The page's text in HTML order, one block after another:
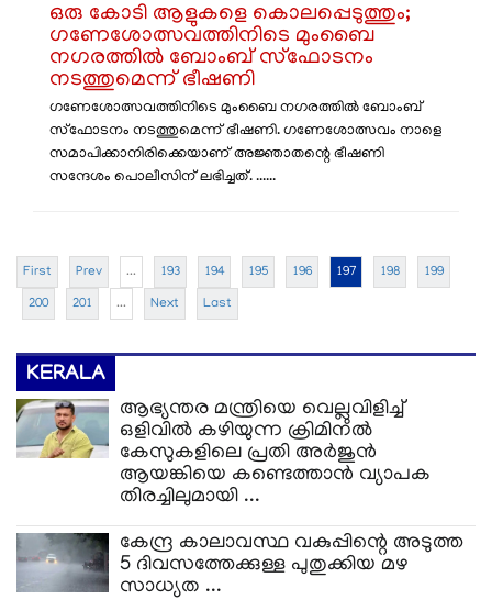
​ ഒരു കോടി ആളുകളെ കൊലപ്പെടുത്തും;
ഗണേശോത്സവത്തിനിടെ മുംബൈ
നഗരത്തിൽ ബോംബ് സ്ഫോടനം
നടത്തുമെന്ന് ഭീഷണി
ഗണേശോത്സവത്തിനിടെ മുംബൈ നഗരത്തിൽ ബോംബ്
സ്ഫോടനം നടത്തുമെന്ന് ഭീഷണി. ഗണേശോത്സവം നാളെ
സമാപിക്കാനിരിക്കെയാണ് അജ്ഞാതന്റെ ഭീഷണി
സന്ദേശം പൊലീസിന് ലഭിച്ചത്. ......
First Prev ... 193 194 195 196 197 198 199
200 201 ... Next Last
KERALA
ആഭ്യന്തര മന്ത്രിയെ വെല്ലുവിളിച്ച്‌
ഒളിവില്‍ കഴിയുന്ന ക്രിമിനല്‍
കേസുകളിലെ പ്രതി അര്‍ജുന്‍
ആയങ്കിയെ കണ്ടെത്താന്‍ വ്യാപക
തിരച്ചിലുമായി ...
കേന്ദ്ര കാലാവസ്ഥ വകുപ്പിന്റെ അടുത്ത
5 ദിവസത്തേക്കുള്ള പുതുക്കിയ മഴ
സാധ്യത ...